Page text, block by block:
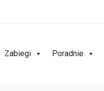
Zabiegi Poradnie